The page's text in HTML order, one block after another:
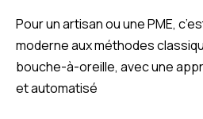
Pour un artisan ou une PME,
moderne aux méthodes
bouche-à-oreille, avec une
et automatisé